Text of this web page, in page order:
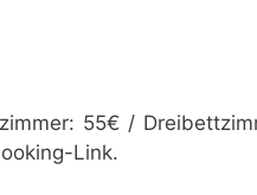
55€ /
Link.